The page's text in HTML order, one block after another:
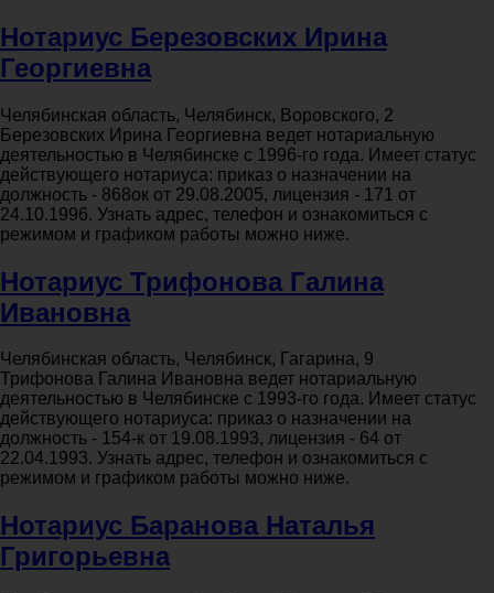
Нотариус Березовских Ирина
Георгиевна
Челябинская область, Челябинск, Воровского, 2
Березовских Ирина Георгиевна ведет нотариальную
деятельностью в Челябинске с 1996-го года. Имеет статус
действующего нотариуса: приказ о назначении на
должность - 868ок от 29.08.2005, лицензия - 171 от
24.10.1996. Узнать адрес, телефон и ознакомиться с
режимом и графиком работы можно ниже.
Нотариус Трифонова Галина
Ивановна
Челябинская область, Челябинск, Гагарина, 9
Трифонова Галина Ивановна ведет нотариальную
деятельностью в Челябинске с 1993-го года. Имеет статус
действующего нотариуса: приказ о назначении на
должность - 154-к от 19.08.1993, лицензия - 64 от
22.04.1993. Узнать адрес, телефон и ознакомиться с
режимом и графиком работы можно ниже.
Нотариус Баранова Наталья
Григорьевна